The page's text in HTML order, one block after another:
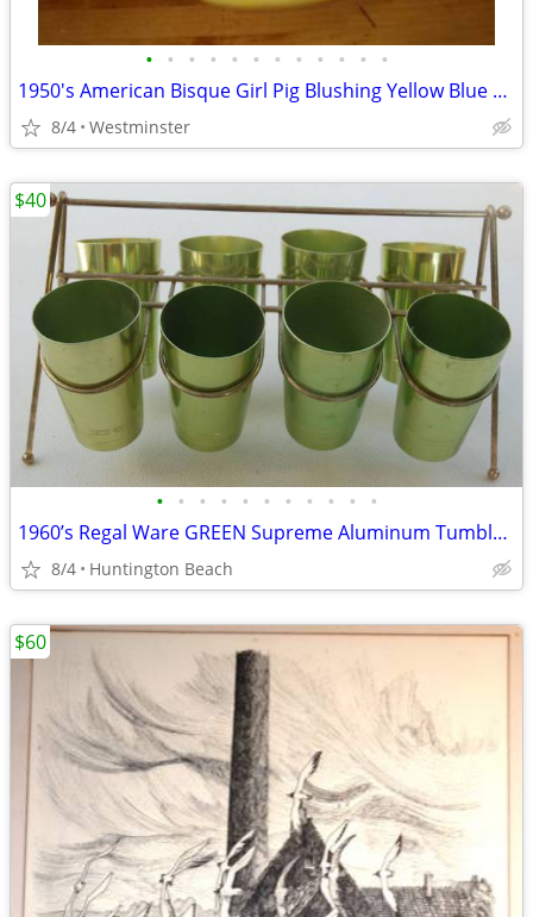
• • • • • • • • • • • •
1950's American Bisque Girl Pig Blushing Yellow Blue Cookie Jar
8/4 Westminster
• • • • • • • • • • •
1960’s Regal Ware GREEN Supreme Aluminum Tumblers 8 with Rack 10 Oz
8/4 Huntington Beach
$40
$60